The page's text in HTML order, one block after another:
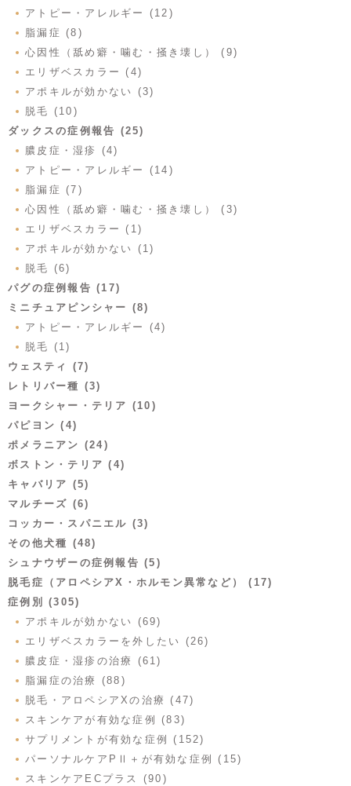
アトピー・アレルギー (12)
脂漏症 (8)
心因性（舐め癖・噛む・掻き壊し） (9)
エリザベスカラー (4)
アポキルが効かない (3)
脱毛 (10)
ダックスの症例報告 (25)
膿皮症・湿疹 (4)
アトピー・アレルギー (14)
脂漏症 (7)
心因性（舐め癖・噛む・掻き壊し） (3)
エリザベスカラー (1)
アポキルが効かない (1)
脱毛 (6)
パグの症例報告 (17)
ミニチュアピンシャー (8)
アトピー・アレルギー (4)
脱毛 (1)
ウェスティ (7)
レトリバー種 (3)
ヨークシャー・テリア (10)
パピヨン (4)
ポメラニアン (24)
ボストン・テリア (4)
キャバリア (5)
マルチーズ (6)
コッカー・スパニエル (3)
その他犬種 (48)
シュナウザーの症例報告 (5)
脱毛症（アロペシアX・ホルモン異常など） (17)
症例別 (305)
アポキルが効かない (69)
エリザベスカラーを外したい (26)
膿皮症・湿疹の治療 (61)
脂漏症の治療 (88)
脱毛・アロペシアXの治療 (47)
スキンケアが有効な症例 (83)
サプリメントが有効な症例 (152)
パーソナルケアPⅡ＋が有効な症例 (15)
スキンケアECプラス (90)